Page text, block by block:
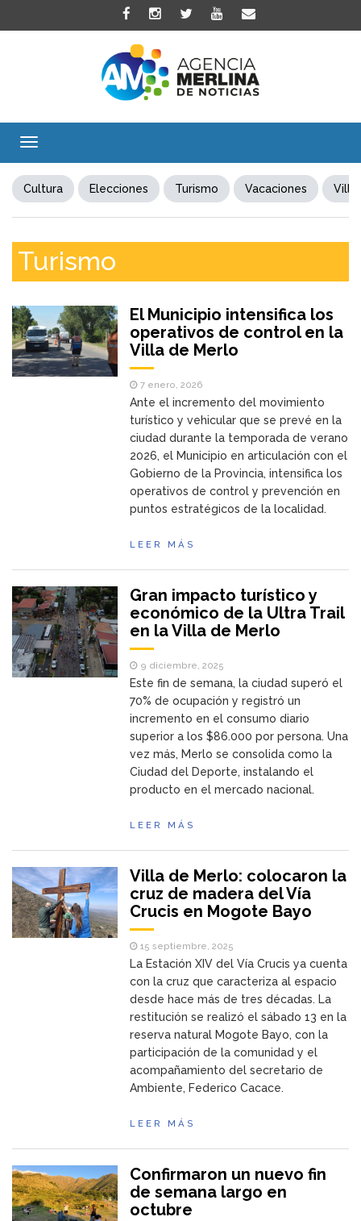
Toggle
Cultura Elecciones Turismo Vacaciones Villa
Turismo
El Municipio intensifica los
operativos de control en la
Villa de Merlo
7 enero, 2026
Ante el incremento del movimiento
turístico y vehicular que se prevé en la
ciudad durante la temporada de verano
2026, el Municipio en articulación con el
Gobierno de la Provincia, intensifica los
operativos de control y prevención en
puntos estratégicos de la localidad.
LEER MÁS
Gran impacto turístico y
económico de la Ultra Trail
en la Villa de Merlo
9 diciembre, 2025
Este fin de semana, la ciudad superó el
70% de ocupación y registró un
incremento en el consumo diario
superior a los $86.000 por persona. Una
vez más, Merlo se consolida como la
Ciudad del Deporte, instalando el
producto en el mercado nacional.
LEER MÁS
Villa de Merlo: colocaron la
cruz de madera del Vía
Crucis en Mogote Bayo
15 septiembre, 2025
La Estación XIV del Vía Crucis ya cuenta
con la cruz que caracteriza al espacio
desde hace más de tres décadas. La
restitución se realizó el sábado 13 en la
reserva natural Mogote Bayo, con la
participación de la comunidad y el
acompañamiento del secretario de
Ambiente, Federico Cacace.
LEER MÁS
Confirmaron un nuevo fin
de semana largo en
octubre